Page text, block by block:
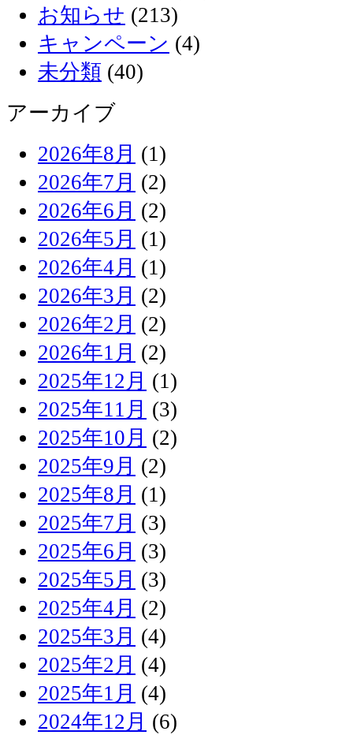
お知らせ (213)
キャンペーン (4)
未分類 (40)
アーカイブ
2026年8月 (1)
2026年7月 (2)
2026年6月 (2)
2026年5月 (1)
2026年4月 (1)
2026年3月 (2)
2026年2月 (2)
2026年1月 (2)
2025年12月 (1)
2025年11月 (3)
2025年10月 (2)
2025年9月 (2)
2025年8月 (1)
2025年7月 (3)
2025年6月 (3)
2025年5月 (3)
2025年4月 (2)
2025年3月 (4)
2025年2月 (4)
2025年1月 (4)
2024年12月 (6)